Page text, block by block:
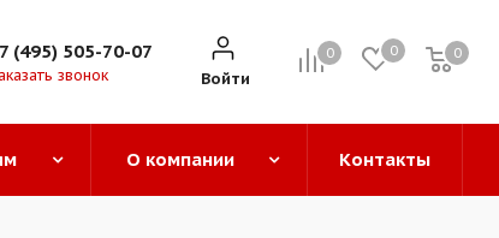
0 0 0
0
Войти
(495) 505-70-07
звонок
О компании Контакты